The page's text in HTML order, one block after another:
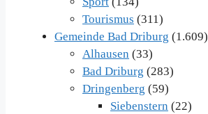
Tourismus (311)
Gemeinde Bad Driburg (1.609)
Alhausen (33)
Bad Driburg (283)
Dringenberg (59)
Siebenstern (22)